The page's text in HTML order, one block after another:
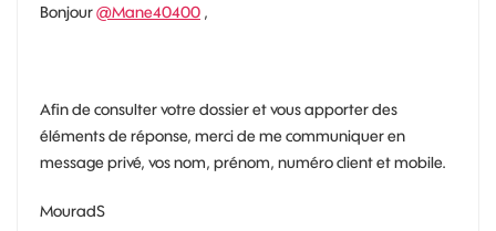
Bonjour@Mane40400 ,
Afin de consulter votre dossier et vous apporter des
éléments de réponse, merci de me communiquer en
message privé, vos nom, prénom, numéro client et mobile.
MouradS